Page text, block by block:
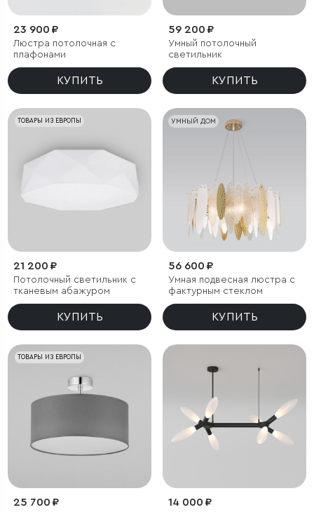
23 900 ₽
Люстра потолочная с
плафонами
КУПИТЬ
59 200 ₽
Умный потолочный
светильник
КУПИТЬ
ТОВАРЫ ИЗ ЕВРОПЫ
21 200 ₽
Потолочный светильник с
тканевым абажуром
КУПИТЬ
УМНЫЙ ДОМ
56 600 ₽
Умная подвесная люстра с
фактурным стеклом
КУПИТЬ
ТОВАРЫ ИЗ ЕВРОПЫ
25 700 ₽ 14 000 ₽